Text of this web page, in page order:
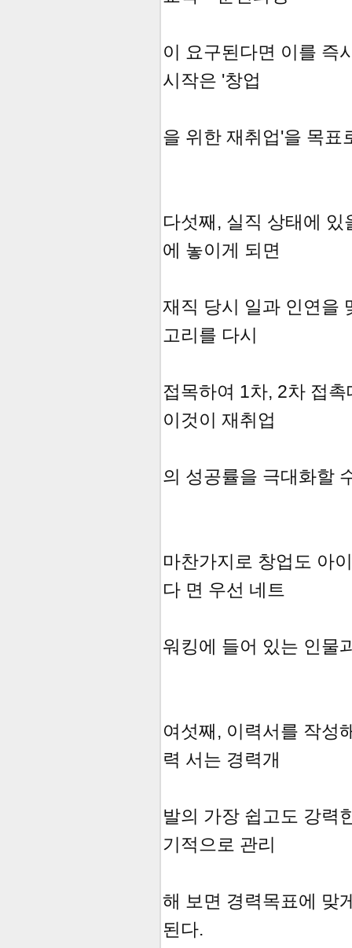
이 요구된다면 이를 즉
시작은 '창업
을 위한 재취업'을 목표
다섯째, 실직 상태에
에 놓이게 되면
재직 당시 일과 인연을
고리를 다시
접목하여 1차, 2차 접
이것이 재취업
의 성공률을 극대화할
마찬가지로 창업도 아
다 면 우선 네트
워킹에 들어 있는 인물
여섯째, 이력서를 작성
력 서는 경력개
발의 가장 쉽고도 강력
기적으로 관리
해 보면 경력목표에 맞
된다.